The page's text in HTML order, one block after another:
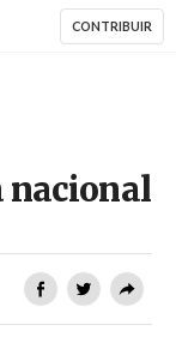
CONTRIBUIR
nacional